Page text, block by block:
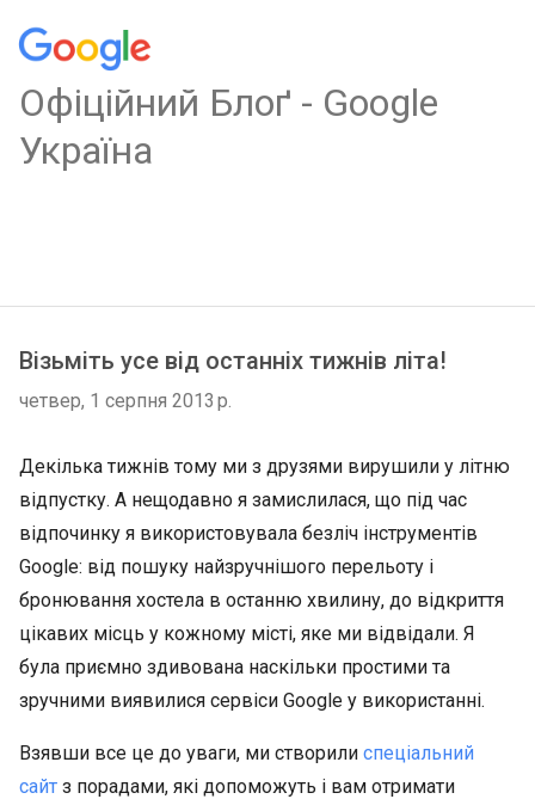
Oфіційний Блоґ - Google
Україна
Візьміть усе від останніх тижнів літа!
четвер, 1 серпня 2013 р.
Декілька тижнів тому ми з друзями вирушили у літню
відпустку. А нещодавно я замислилася, що під час
відпочинку я використовувала безліч інструментів
Google: від пошуку найзручнішого перельоту і
бронювання хостела в останню хвилину, до відкриття
цікавих місць у кожному місті, яке ми відвідали. Я
була приємно здивована наскільки простими та
зручними виявилися сервіси Google у використанні.
Взявши все це до уваги, ми створили спеціальний
сайт з порадами, які допоможуть і вам отримати